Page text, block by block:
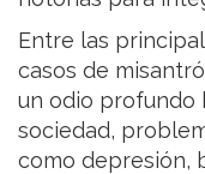
Entre las
casos de
un odio profundo
sociedad,
como depresión,